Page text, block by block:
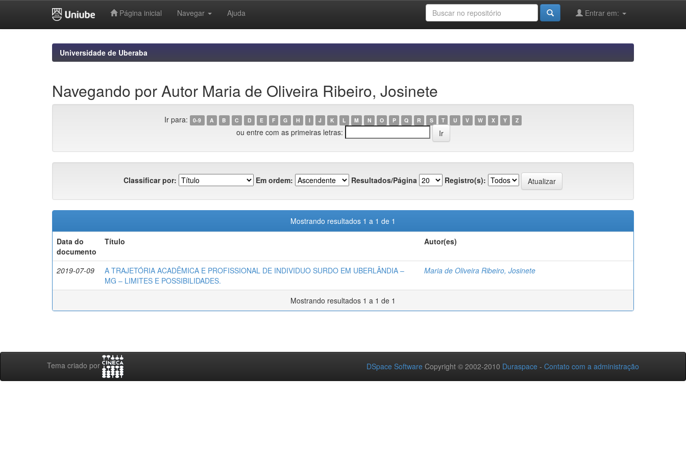
Página inicial Navegar Ajuda Entrar em:
Universidade de Uberaba
Navegando por Autor Maria de Oliveira Ribeiro, Josinete
Ir para: 0-9 A B C D E F G H I J K L M N O P Q R S T U V W X Y Z
ou entre com as primeiras letras:
Classificar por: Em ordem: Resultados/Página Registro(s):
Mostrando resultados 1 a 1 de 1
Data do
documento
Título Autor(es)
2019-07-09
A TRAJETÓRIA ACADÊMICA E PROFISSIONAL DE INDIVIDUO SURDO EM UBERLÂNDIA –
MG – LIMITES E POSSIBILIDADES.
Maria de Oliveira Ribeiro, Josinete
Mostrando resultados 1 a 1 de 1
Tema criado por DSpace Software Copyright © 2002-2010 Duraspace - Contato com a administração